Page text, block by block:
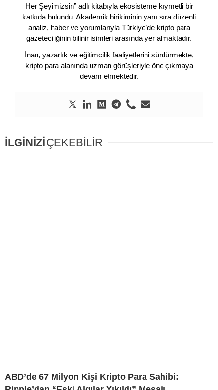
Her Şeyimizsin” adlı kitabıyla ekosisteme kıymetli bir
katkıda bulundu. Akademik birikiminin yanı sıra düzenli
analiz, haber ve yorumlarıyla Türkiye’de kripto para
gazeteciliğinin bilinir isimleri arasında yer almaktadır.
İnan, yazarlık ve eğitimcilik faaliyetlerini sürdürmekte,
kripto para alanında uzman görüşleriyle öne çıkmaya
devam etmektedir.
İLGİNİZİÇEKEBİLİR
ABD’de 67 Milyon Kişi Kripto Para Sahibi: